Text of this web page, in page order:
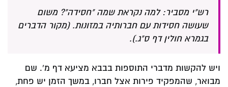
רש"י מסביר: למה נקראת שמה "חסידה"? משום
שעושה חסידות עם חברותיה במזונות. (מקור הדברים
בגמרא חולין דף ס"ג.).
ויש להקשות מדברי התוספות בבבא מציעא דף מ'. שם
מבואר, שהמפקיד פירות אצל חברו, במשך הזמן יש פחת,